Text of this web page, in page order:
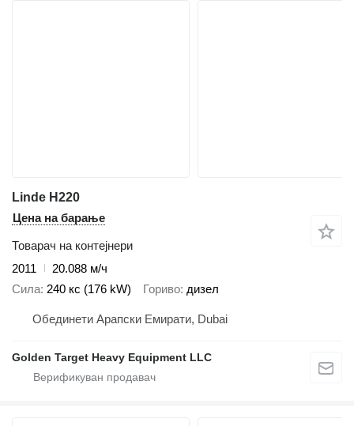
Linde H220
Цена на барање
Товарач на контејнери
2011
20.088 м/ч
Сила 240 кс (176 kW) Гориво дизел
Обединети Арапски Емирати, Dubai
Golden Target Heavy Equipment LLC